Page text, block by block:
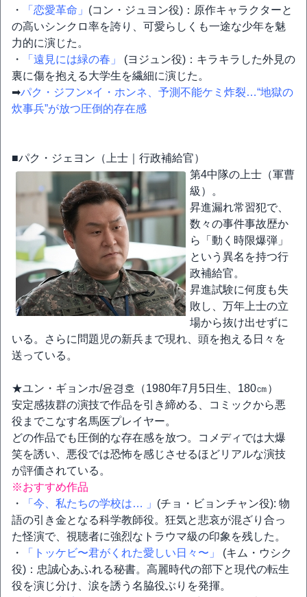
・
「恋愛革命」 (コン・ジュヨン役)：原作キャラクターと
の高いシンクロ率を誇り、可愛らしくも一途な少年を魅
力的に演じた。
・
「遠見には緑の春」
(ヨジュン役)：キラキラした外見の
裏に傷を抱える大学生を繊細に演じた。
➡パク・ジフン×イ・ホンネ、予測不能ケミ炸裂…“地獄の
炊事兵”が放つ圧倒的存在感
■パク・ジェヨン（上士｜行政補給官）
第4中隊の上士（軍曹
級）。
昇進漏れ常習犯で、
数々の事件事故歴か
ら「動く時限爆弾」
という異名を持つ行
政補給官。
昇進試験に何度も失
敗し、万年上士の立
場から抜け出せずに
いる。さらに問題児の新兵まで現れ、頭を抱える日々を
送っている。
★ユン・ギョンホ/윤경호（1980年7月5日生、180㎝）
安定感抜群の演技で作品を引き締める、コミックから悪
役までこなす名馬医プレイヤー。
どの作品でも圧倒的な存在感を放つ。コメディでは大爆
笑を誘い、悪役では恐怖を感じさせるほどリアルな演技
が評価されている。
※おすすめ作品
・
「今、私たちの学校は… 」 (チョ・ビョンチャン役): 物
語の引き金となる科学教師役。狂気と悲哀が混ざり合っ
た怪演で、視聴者に強烈なトラウマ級の印象を残した。
・
「トッケビ〜君がくれた愛しい日々〜」
(キム・ウシク
役)：忠誠心あふれる秘書。高麗時代の部下と現代の転生
役を演じ分け、涙を誘う名脇役ぶりを発揮。